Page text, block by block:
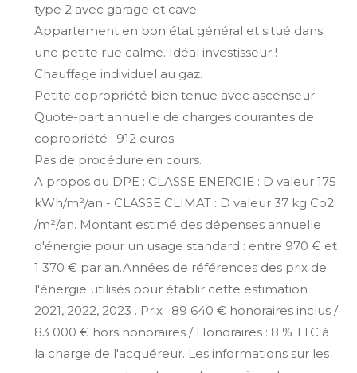
type 2 avec garage et cave.
Appartement en bon état général et situé dans
une petite rue calme. Idéal investisseur !
Chauffage individuel au gaz.
Petite copropriété bien tenue avec ascenseur.
Quote-part annuelle de charges courantes de
copropriété : 912 euros.
Pas de procédure en cours.
A propos du DPE : CLASSE ENERGIE : D valeur 175
kWh/m²/an - CLASSE CLIMAT : D valeur 37 kg Co2
/m²/an. Montant estimé des dépenses annuelle
d'énergie pour un usage standard : entre 970 € et
1 370 € par an.Années de références des prix de
l'énergie utilisés pour établir cette estimation :
2021, 2022, 2023 . Prix : 89 640 € honoraires inclus /
83 000 € hors honoraires / Honoraires : 8 % TTC à
la charge de l'acquéreur. Les informations sur les